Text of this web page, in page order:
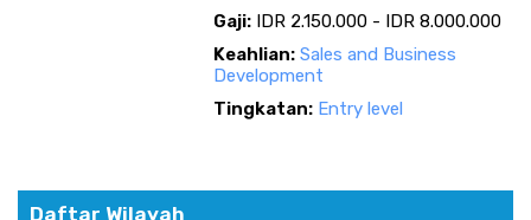
Gaji: IDR 2.150.000 - IDR 8.000.000
Keahlian: Sales and Business
Development
Tingkatan: Entry level
Daftar Wilayah